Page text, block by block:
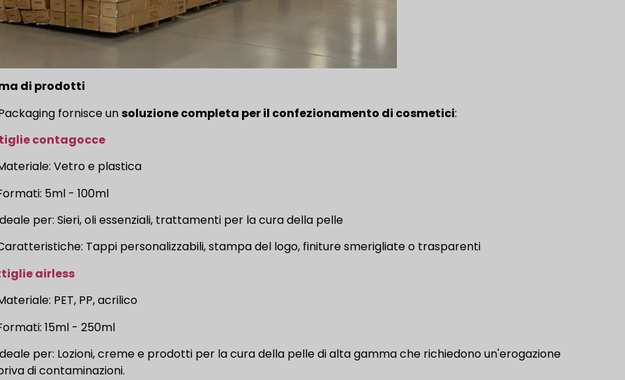
di prodotti
fornisce un soluzione completa per il confezionamento di cosmetici:
contagocce
Vetro e plastica
5ml - 100ml
per: Sieri, oli essenziali, trattamenti per la cura della pelle
Tappi personalizzabili, stampa del logo, finiture smerigliate o trasparenti
airless
PET, PP, acrilico
15ml - 250ml
per: Lozioni, creme e prodotti per la cura della pelle di alta gamma che richiedono un'erogazione
di contaminazioni.